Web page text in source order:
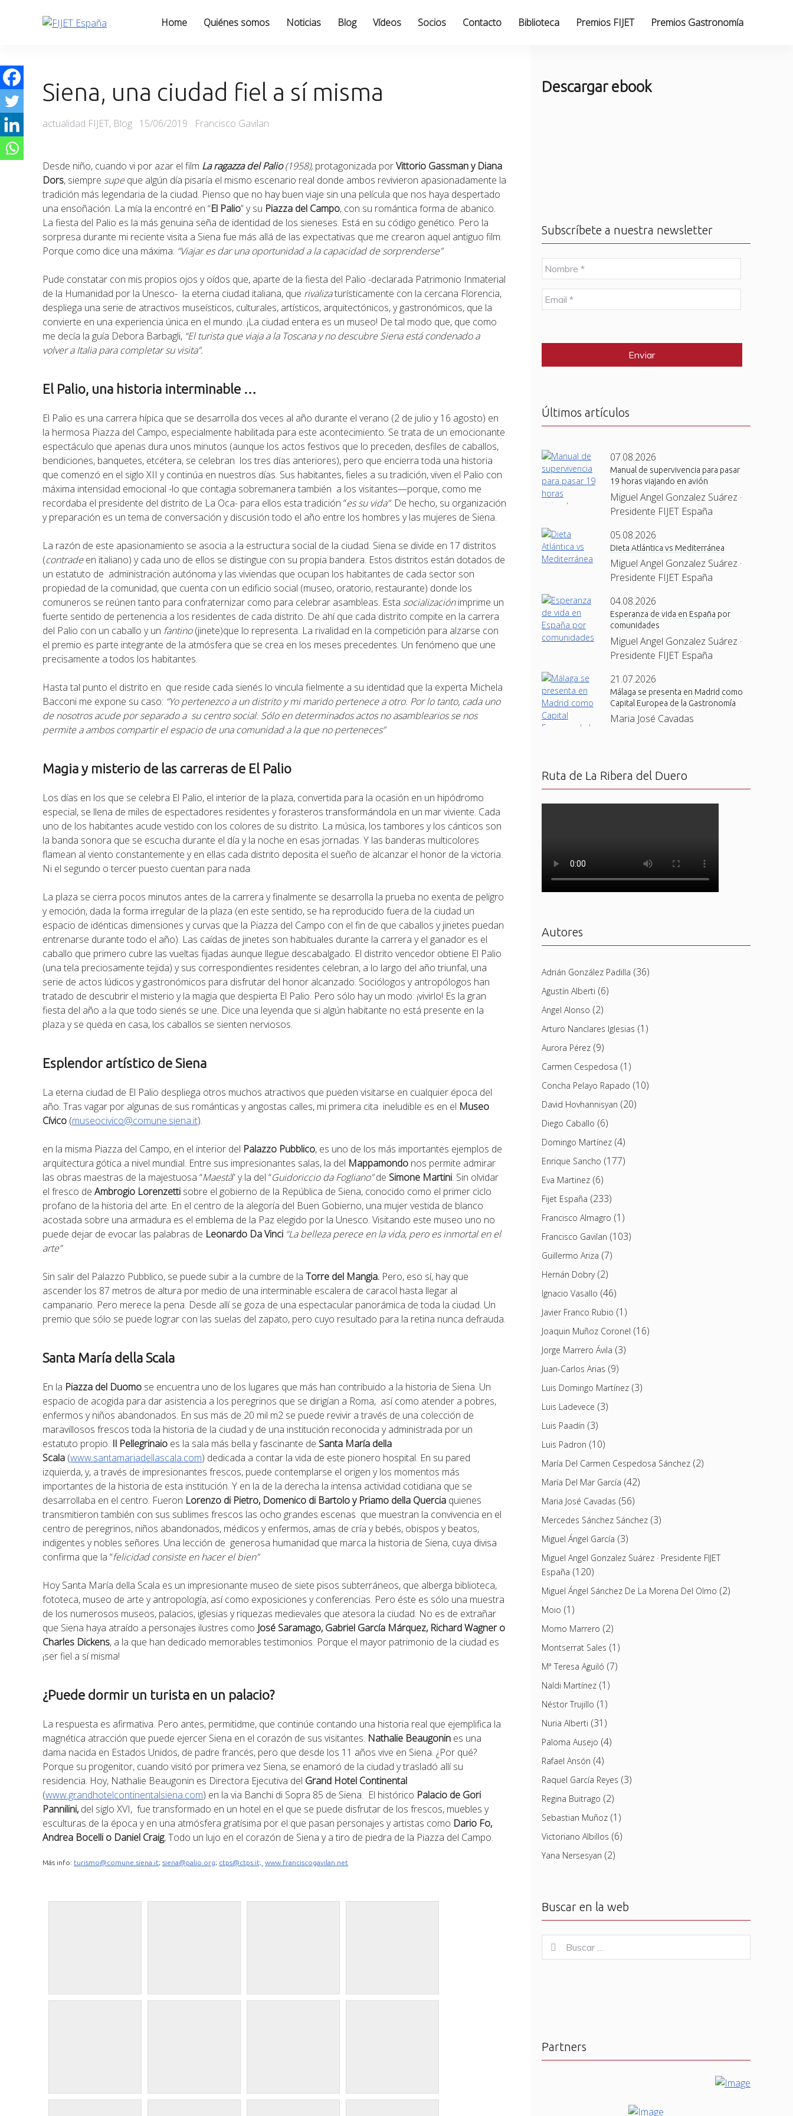
Home Quiénes somos Noticias Blog Vídeos Socios Contacto Biblioteca Premios FIJET Premios Gastronomía
Siena, una ciudad fiel a sí misma
Categories
actualidad FIJET, Blog Posted
15/06/2019 Francisco Gavilan
Desde niño, cuando vi por azar el film La ragazza del Palio(1958), protagonizada porVittorio Gassman y Diana
Dors, siempre supeque algún día pisaría el mismo escenario real donde ambos revivieron apasionadamente la
tradición más legendaria de la ciudad. Pienso que no hay buen viaje sin una película que nos haya despertado
una ensoñación. La mía la encontré en “El Palio” y su Piazza del Campo, con su romántica forma de abanico.
La fiesta del Palio es la más genuina seña de identidad de los sieneses. Está en su código genético. Pero la
sorpresa durante mi reciente visita a Siena fue más allá de las expectativas que me crearon aquel antiguo film.
Porque como dice una máxima: “Viajar es dar una oportunidad a la capacidad de sorprenderse”
Pude constatar con mis propios ojos y oídos que, aparte de la fiesta del Palio -declarada Patrimonio Inmaterial
de la Humanidad por la Unesco- la eterna ciudad italiana, que rivalizaturísticamente con la cercana Florencia,
despliega una serie de atractivos museísticos, culturales, artísticos, arquitectónicos, y gastronómicos, que la
convierte en una experiencia única en el mundo. ¡La ciudad entera es un museo! De tal modo que, que como
me decía la guía Debora Barbagli, “El turista que viaja a la Toscana y no descubre Siena está condenado a
volver a Italia para completar su visita”.
El Palio, una historia interminable …
El Palio es una carrera hípica que se desarrolla dos veces al año durante el verano (2 de julio y 16 agosto) en
la hermosa Piazza del Campo, especialmente habilitada para este acontecimiento. Se trata de un emocionante
espectáculo que apenas dura unos minutos (aunque los actos festivos que lo preceden, desfiles de caballos,
bendiciones, banquetes, etcétera, se celebran los tres días anteriores), pero que encierra toda una historia
que comenzó en el siglo XII y continúa en nuestros días. Sus habitantes, fieles a su tradición, viven el Palio con
máxima intensidad emocional -lo que contagia sobremanera también a los visitantes—porque, como me
recordaba el presidente del distrito de La Oca- para ellos esta tradición “es su vida”. De hecho, su organización
y preparación es un tema de conversación y discusión todo el año entre los hombres y las mujeres de Siena.
La razón de este apasionamiento se asocia a la estructura social de la ciudad. Siena se divide en 17 distritos
(contradeen italiano) y cada uno de ellos se distingue con su propia bandera. Estos distritos están dotados de
un estatuto de administración autónoma y las viviendas que ocupan los habitantes de cada sector son
propiedad de la comunidad, que cuenta con un edificio social (museo, oratorio, restaurante) donde los
comuneros se reúnen tanto para confraternizar como para celebrar asambleas. Esta socializaciónimprime un
fuerte sentido de pertenencia a los residentes de cada distrito. De ahí que cada distrito compite en la carrera
del Palio con un caballo y un fantino(jinete)que lo representa. La rivalidad en la competición para alzarse con
el premio es parte integrante de la atmósfera que se crea en los meses precedentes. Un fenómeno que une
precisamente a todos los habitantes.
Hasta tal punto el distrito en que reside cada sienés lo vincula fielmente a su identidad que la experta Michela
Bacconi me expone su caso: “Yo pertenezco a un distrito y mi marido pertenece a otro. Por lo tanto, cada uno
de nosotros acude por separado a su centro social. Sólo en determinados actos no asamblearios se nos
permite a ambos compartir el espacio de una comunidad a la que no perteneces”
Magia y misterio de las carreras de El Palio
Los días en los que se celebra El Palio, el interior de la plaza, convertida para la ocasión en un hipódromo
especial, se llena de miles de espectadores residentes y forasteros transformándola en un mar viviente. Cada
uno de los habitantes acude vestido con los colores de su distrito. La música, los tambores y los cánticos son
la banda sonora que se escucha durante el día y la noche en esas jornadas. Y las banderas multicolores
flamean al viento constantemente y en ellas cada distrito deposita el sueño de alcanzar el honor de la victoria.
Ni el segundo o tercer puesto cuentan para nada.
La plaza se cierra pocos minutos antes de la carrera y finalmente se desarrolla la prueba no exenta de peligro
y emoción, dada la forma irregular de la plaza (en este sentido, se ha reproducido fuera de la ciudad un
espacio de idénticas dimensiones y curvas que la Piazza del Campo con el fin de que caballos y jinetes puedan
entrenarse durante todo el año). Las caídas de jinetes son habituales durante la carrera y el ganador es el
caballo que primero cubre las vueltas fijadas aunque llegue descabalgado. El distrito vencedor obtiene El Palio
(una tela preciosamente tejida) y sus correspondientes residentes celebran, a lo largo del año triunfal, una
serie de actos lúdicos y gastronómicos para disfrutar del honor alcanzado. Sociólogos y antropólogos han
tratado de descubrir el misterio y la magia que despierta El Palio. Pero sólo hay un modo: ¡vivirlo! Es la gran
fiesta del año a la que todo sienés se une. Dice una leyenda que si algún habitante no está presente en la
plaza y se queda en casa, los caballos se sienten nerviosos.
Esplendor artístico de Siena
La eterna ciudad de El Palio despliega otros muchos atractivos que pueden visitarse en cualquier época del
año. Tras vagar por algunas de sus románticas y angostas calles, mi primera cita ineludible es en el Museo
Cívico (museocivico@comune.siena.it).
en la misma Piazza del Campo, en el interior del Palazzo Pubblico, es uno de los más importantes ejemplos de
arquitectura gótica a nivel mundial. Entre sus impresionantes salas, la del Mappamondo nos permite admirar
las obras maestras de la majestuosa “Maestà” y la del “Guidoriccio da Fogliano”de Simone Martini. Sin olvidar
el fresco deAmbrogio Lorenzetti sobre el gobierno de la República de Siena, conocido como el primer ciclo
profano de la historia del arte. En el centro de la alegoría del Buen Gobierno, una mujer vestida de blanco
acostada sobre una armadura es el emblema de la Paz elegido por la Unesco. Visitando este museo uno no
puede dejar de evocar las palabras de Leonardo Da Vinci “La belleza perece en la vida, pero es inmortal en el
arte”
Sin salir del Palazzo Pubblico, se puede subir a la cumbre de laTorre del Mangia. Pero, eso sí, hay que
ascender los 87 metros de altura por medio de una interminable escalera de caracol hasta llegar al
campanario. Pero merece la pena. Desde allí se goza de una espectacular panorámica de toda la ciudad. Un
premio que sólo se puede lograr con las suelas del zapato, pero cuyo resultado para la retina nunca defrauda.
Santa María della Scala
En la Piazza del Duomo se encuentra uno de los lugares que más han contribuido a la historia de Siena. Un
espacio de acogida para dar asistencia a los peregrinos que se dirigían a Roma, así como atender a pobres,
enfermos y niños abandonados. En sus más de 20 mil m2 se puede revivir a través de una colección de
maravillosos frescos toda la historia de la ciudad y de una institución reconocida y administrada por un
estatuto propio. Il Pellegrinaio es la sala más bella y fascinante de Santa María della
Scala (www.santamariadellascala.com) dedicada a contar la vida de este pionero hospital. En su pared
izquierda, y, a través de impresionantes frescos, puede contemplarse el origen y los momentos más
importantes de la historia de esta institución. Y en la de la derecha la intensa actividad cotidiana que se
desarrollaba en el centro. Fueron Lorenzo di Pietro, Domenico di Bartolo y Priamo della Quercia quienes
transmitieron también con sus sublimes frescos las ocho grandes escenas que muestran la convivencia en el
centro de peregrinos, niños abandonados, médicos y enfermos, amas de cría y bebés, obispos y beatos,
indigentes y nobles señores. Una lección de generosa humanidad que marca la historia de Siena, cuya divisa
confirma que la “felicidad consiste en hacer el bien”
Hoy Santa María della Scala es un impresionante museo de siete pisos subterráneos, que alberga biblioteca,
fototeca, museo de arte y antropología, así como exposiciones y conferencias. Pero éste es sólo una muestra
de los numerosos museos, palacios, iglesias y riquezas medievales que atesora la ciudad. No es de extrañar
que Siena haya atraído a personajes ilustres como José Saramago, Gabriel García Márquez, Richard Wagner o
Charles Dickens, a la que han dedicado memorables testimonios. Porque el mayor patrimonio de la ciudad es
¡ser fiel a sí misma!
¿Puede dormir un turista en un palacio?
La respuesta es afirmativa. Pero antes, permitidme, que continúe contando una historia real que ejemplifica la
magnética atracción que puede ejercer Siena en el corazón de sus visitantes. Nathalie Beaugonin es una
dama nacida en Estados Unidos, de padre francés, pero que desde los 11 años vive en Siena. ¿Por qué?
Porque su progenitor, cuando visitó por primera vez Siena, se enamoró de la ciudad y trasladó allí su
residencia. Hoy, Nathalie Beaugonin es Directora Ejecutiva del Grand Hotel Continental
(www.grandhotelcontinentalsiena.com) en la via Banchi di Sopra 85 de Siena. El histórico Palacio de Gori
Pannilini, del siglo XVI, fue transformado en un hotel en el que se puede disfrutar de los frescos, muebles y
esculturas de la época y en una atmósfera gratísima por el que pasan personajes y artistas como Dario Fo,
Andrea Bocelli o Daniel Craig.Todo un lujo en el corazón de Siena y a tiro de piedra de la Piazza del Campo.
Más info: turismo@comune.siena.it;siena@palio.org; ctps@ctps.it; www.franciscogavilan.net
Descargar ebook
Subscríbete a nuestra newsletter
N
o
m
b
r
E
m
l
Últimos artículos
07.08.2026
Manual de supervivencia para pasar
19 horas viajando en avión
Miguel Angel Gonzalez Suárez ·
Presidente FIJET España
05.08.2026
Dieta Atlántica vs Mediterránea
Miguel Angel Gonzalez Suárez ·
Presidente FIJET España
04.08.2026
Esperanza de vida en España por
comunidades
Miguel Angel Gonzalez Suárez ·
Presidente FIJET España
21.07.2026
Málaga se presenta en Madrid como
Capital Europea de la Gastronomía
Maria José Cavadas
Ruta de La Ribera del Duero
Autores
Adrián González Padilla (36)
Agustín Alberti (6)
Angel Alonso (2)
Arturo Nanclares Iglesias (1)
Aurora Pérez(9)
Carmen Cespedosa (1)
Concha Pelayo Rapado (10)
David Hovhannisyan (20)
Diego Caballo (6)
Domingo Martínez(4)
Enrique Sancho (177)
Eva Martinez(6)
Fijet España (233)
Francisco Almagro (1)
Francisco Gavilan (103)
Guillermo Ariza (7)
Hernán Dobry(2)
Ignacio Vasallo (46)
Javier Franco Rubio (1)
Joaquin Muñoz Coronel (16)
Jorge Marrero Ávila (3)
Juan-Carlos Arias (9)
Luis Domingo Martínez(3)
Luis Ladevece (3)
Luis Paadín (3)
Luis Padron (10)
María Del Carmen Cespedosa Sánchez(2)
María Del Mar García (42)
Maria José Cavadas (56)
Mercedes Sánchez Sánchez(3)
Miguel Ángel García (3)
Miguel Angel Gonzalez Suárez · Presidente FIJET
España (120)
Miguel Ángel Sánchez De La Morena Del Olmo (2)
Moio (1)
Momo Marrero (2)
Montserrat Sales (1)
Mª Teresa Aguiló (7)
Naldi Martínez(1)
Néstor Trujillo (1)
Nuria Alberti (31)
Paloma Ausejo (4)
Rafael Ansón (4)
Raquel García Reyes (3)
Regina Buitrago (2)
Sebastian Muñoz(1)
Victoriano Albillos (6)
Yana Nersesyan (2)
Buscar en la web
for:
Buscar
Partners